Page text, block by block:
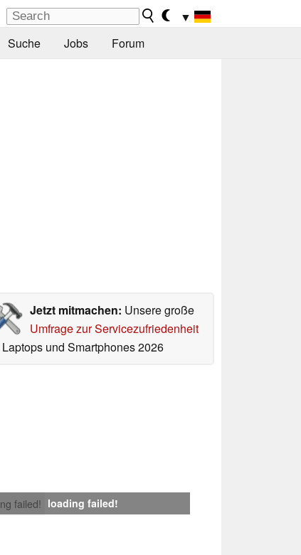
▼
Suche Jobs Forum
Jetzt mitmachen: Unsere große
Umfrage zur Servicezufriedenheit
und Smartphones 2026
failed! loading failed!